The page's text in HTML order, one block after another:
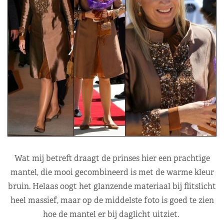
Wat mij betreft draagt de prinses hier een prachtige
mantel, die mooi gecombineerd is met de warme kleur
bruin. Helaas oogt het glanzende materiaal bij flitslicht
heel massief, maar op de middelste foto is goed te zien
hoe de mantel er bij daglicht uitziet.